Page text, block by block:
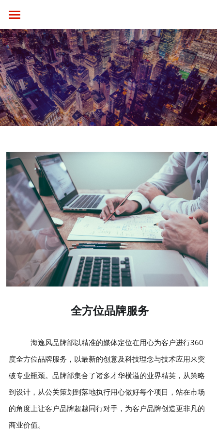
首页
关于海逸风
新闻中心
产品与服务
全方位品牌服务
公交车体
框架电梯海报
全社通
其他媒体
媒体资源整合
品牌服务案例
候车亭案例
公交车体案例
社会责任
联系我们
联系我们
招聘信息
全方位品牌服务
海逸风品牌部以精准的媒体定位在用心为客户进行360
度全方位品牌服务，以最新的创意及科技理念与技术应用来突
破专业瓶颈。品牌部集合了诸多才华横溢的业界精英，从策略
到设计，从公关策划到落地执行用心做好每个项目，站在市场
的角度上让客户品牌超越同行对手，为客户品牌创造更非凡的
商业价值。